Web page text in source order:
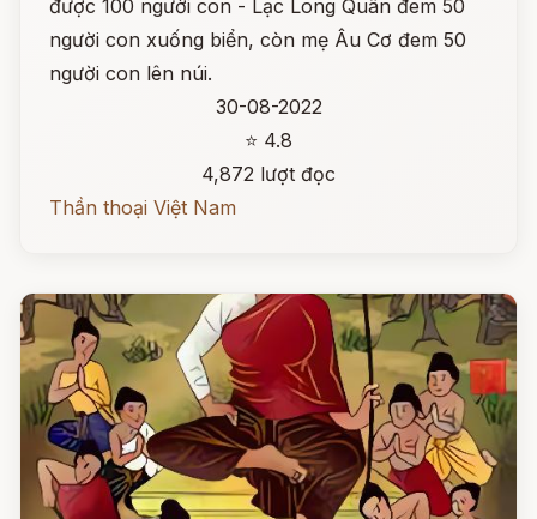
được 100 người con - Lạc Long Quân đem 50
người con xuống biển, còn mẹ Âu Cơ đem 50
người con lên núi.
30-08-2022
⭐ 4.8
4,872 lượt đọc
Thần thoại Việt Nam